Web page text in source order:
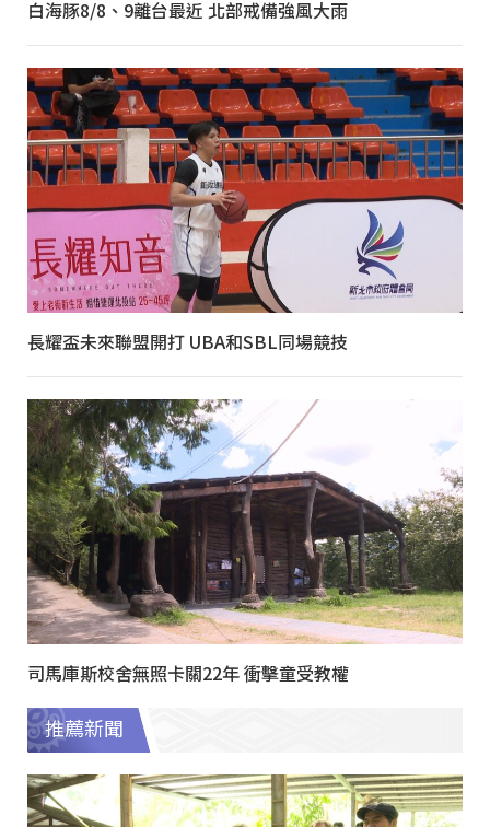
白海豚8/8、9離台最近 北部戒備強風大雨
長耀盃未來聯盟開打 UBA和SBL同場競技
司馬庫斯校舍無照卡關22年 衝擊童受教權
推薦新聞